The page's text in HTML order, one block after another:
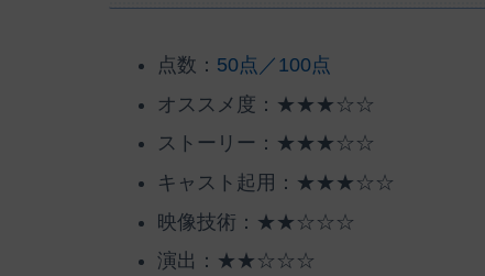
点数： 50点／100点
オススメ度：★★★☆☆
ストーリー：★★★☆☆
キャスト起用：★★★☆☆
映像技術：★★☆☆☆
演出：★★☆☆☆